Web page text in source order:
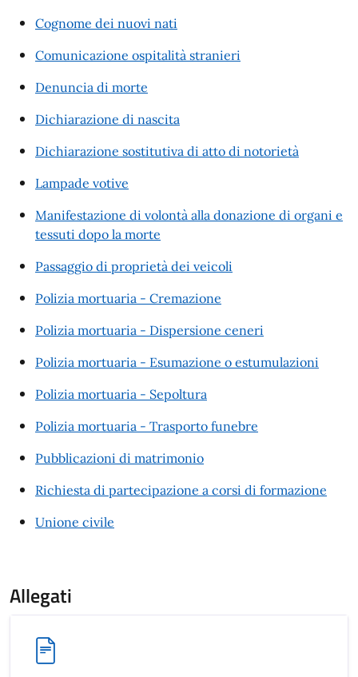
Cognome dei nuovi nati
Comunicazione ospitalità stranieri
Denuncia di morte
Dichiarazione di nascita
Dichiarazione sostitutiva di atto di notorietà
Lampade votive
Manifestazione di volontà alla donazione di organi e
tessuti dopo la morte
Passaggio di proprietà dei veicoli
Polizia mortuaria - Cremazione
Polizia mortuaria - Dispersione ceneri
Polizia mortuaria - Esumazione o estumulazioni
Polizia mortuaria - Sepoltura
Polizia mortuaria - Trasporto funebre
Pubblicazioni di matrimonio
Richiesta di partecipazione a corsi di formazione
Unione civile
Allegati